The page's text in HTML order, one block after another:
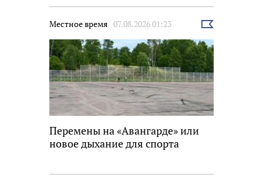
Местное время 07.08.2026 01:23
Выбрать
Перемены на «Авангарде» или
новое дыхание для спорта